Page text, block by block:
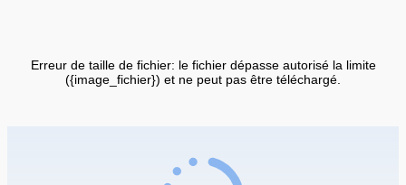
Erreur de taille de fichier: le fichier dépasse autorisé la limite
({image_fichier}) et ne peut pas être téléchargé.